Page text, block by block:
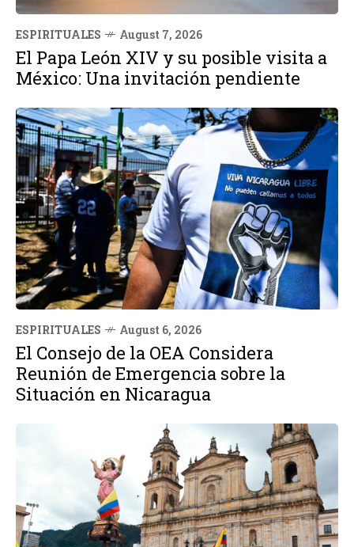
ESPIRITUALES August 7, 2026
El Papa León XIV y su posible visita a
México: Una invitación pendiente
ESPIRITUALES August 6, 2026
El Consejo de la OEA Considera
Reunión de Emergencia sobre la
Situación en Nicaragua